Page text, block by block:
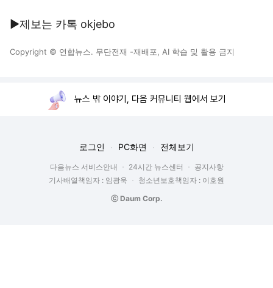
▶제보는 카톡 okjebo
Copyright © 연합뉴스. 무단전재 -재배포, AI 학습 및 활용 금지
뉴스 밖 이야기, 다음 커뮤니티 웹에서 보기
로그인 PC화면 전체보기
다음뉴스 서비스안내 24시간 뉴스센터
공지사항
기사배열책임자 : 임광욱
청소년보호책임자 : 이호원
ⓒ Daum Corp.